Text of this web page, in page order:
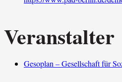
Veranstalter
Gesoplan – Gesellschaft für